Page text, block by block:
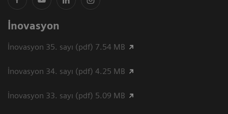
İnovasyon
İnovasyon 35. sayı (pdf) 7.54 MB
İnovasyon 34. sayı (pdf) 4.25 MB
İnovasyon 33. sayı (pdf) 5.09 MB